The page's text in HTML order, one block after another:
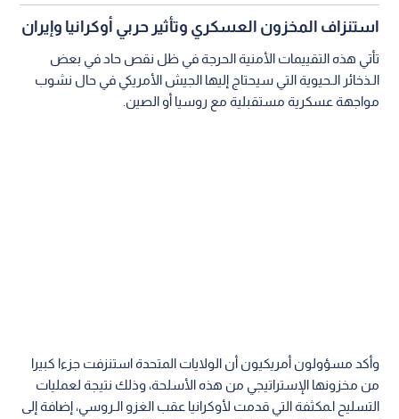
استنزاف المخزون العسكري وتأثير حربي أوكرانيا وإيران
تأتي هذه التقييمات الأمنية الحرجة في ظل نقص حاد في بعض
الـذخائر الـحيوية التي سيحتاج إليها الجيش الأمريكي في حال نشوب
مواجهة عسكرية مستقبلية مع روسيا أو الصين.
وأكد مسؤولون أمريكيون أن الولايات المتحدة استنزفت جزءا كبيرا
من مخزونها الإستراتيجي من هذه الأسلحة، وذلك نتيجة لعمليات
التسليح اـمكثفة التي قدمت لأوكرانيا عقب الغزو الـروسي، إضافة إلى